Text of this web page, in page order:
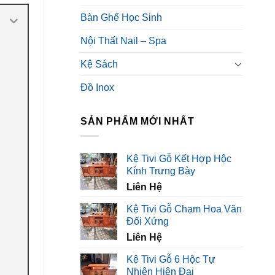
Bàn Ghế Học Sinh
Nội Thất Nail – Spa
Kệ Sách
Đồ Inox
SẢN PHẨM MỚI NHẤT
Kệ Tivi Gỗ Kết Hợp Hộc
Kính Trưng Bày
Liên Hệ
Kệ Tivi Gỗ Chạm Hoa Văn
Đối Xứng
Liên Hệ
Kệ Tivi Gỗ 6 Hộc Tự
Nhiên Hiện Đại